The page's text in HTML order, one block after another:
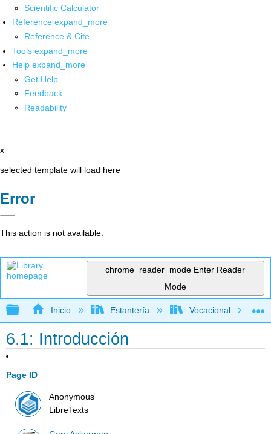
Scientific Calculator
Reference expand_more
Reference & Cite
Tools expand_more
Help expand_more
Get Help
Feedback
Readability
x
selected template will load here
Error
This action is not available.
chrome_reader_mode Enter Reader
Mode
Expandir/contraer jerarquía global
Inicio Estantería Vocacional
6.1: Introducción
Page ID
Anonymous
LibreTexts